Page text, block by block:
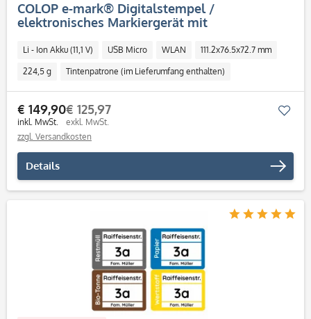
COLOP e-mark® Digitalstempel /
elektronisches Markiergerät mit
Li - Ion Akku (11,1 V) USB Micro WLAN 111.2x76.5x72.7 mm
224,5 g Tintenpatrone (im Lieferumfang enthalten)
Tintenstrahldruckkopf CMY 600 dpi App für iOS und Android
Desktop Software
€ 149,90
inkl. MwSt.
€ 125,97
exkl. MwSt.
zzgl. Versandkosten
Details